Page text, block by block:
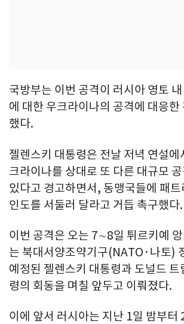
국방부는 이번 공격이 러시아 영토
에 대한 우크라이나의 공격에 대응한
했다.
젤렌스키 대통령은 전날 저녁 연설에
크라이나를 상대로 또 다른 대규모
있다고 경고하면서, 동맹국들에 패
인도를 서둘러 달라고 거듭 촉구했다.
이번 공격은 오는 7∼8일 튀르키예 앙
는 북대서양조약기구(NATO·나토)
예정된 젤렌스키 대통령과 도널드 트
령의 회동을 며칠 앞두고 이뤄졌다.
이에 앞서 러시아는 지난 1일 밤부터